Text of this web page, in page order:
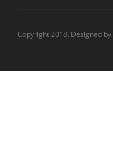
Copyright 2018. Designed by